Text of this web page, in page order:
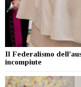
Il Federalismo
incompiute